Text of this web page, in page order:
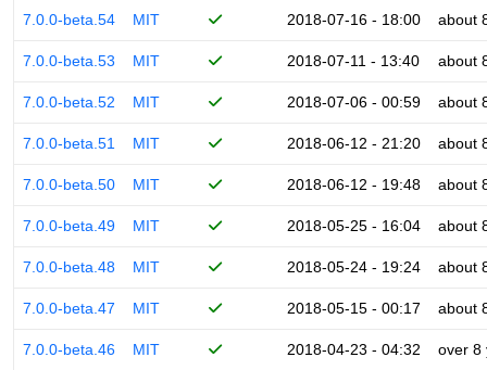
7.0.0-beta.54 MIT 2018-07-16 - 18:00 about
7.0.0-beta.53 MIT 2018-07-11 - 13:40 about
7.0.0-beta.52 MIT 2018-07-06 - 00:59 about
7.0.0-beta.51 MIT 2018-06-12 - 21:20 about
7.0.0-beta.50 MIT 2018-06-12 - 19:48 about
7.0.0-beta.49 MIT 2018-05-25 - 16:04 about
7.0.0-beta.48 MIT 2018-05-24 - 19:24 about
7.0.0-beta.47 MIT 2018-05-15 - 00:17 about
7.0.0-beta.46 MIT 2018-04-23 - 04:32 over 8